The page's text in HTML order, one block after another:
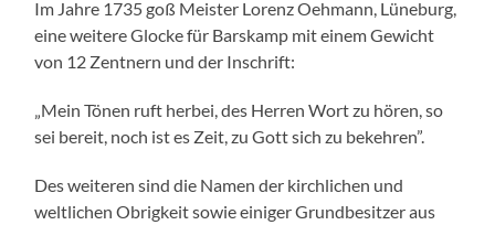
Im Jahre 1735 goß Meister Lorenz Oehmann, Lüneburg,
eine weitere Glocke für Barskamp mit einem Gewicht
von 12 Zentnern und der Inschrift:
„Mein Tönen ruft herbei, des Herren Wort zu hören, so
sei bereit, noch ist es Zeit, zu Gott sich zu bekehren”.
Des weiteren sind die Namen der kirchlichen und
weltlichen Obrigkeit sowie einiger Grundbesitzer aus